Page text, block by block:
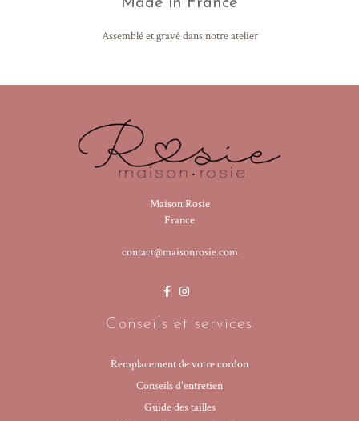
Assemblé et gravé dans notre atelier
Maison Rosie
France
contact@maisonrosie.com
Conseils et services
Remplacement de votre cordon
Conseils d'entretien
Guide des tailles